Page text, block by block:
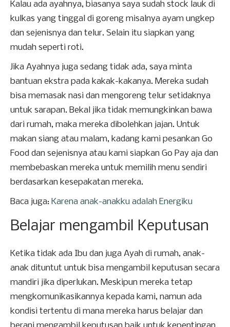
Kalau ada ayahnya, biasanya saya sudah stock lauk di
kulkas yang tinggal di goreng misalnya ayam ungkep
dan sejenisnya dan telur. Selain itu siapkan yang
mudah seperti roti.
Jika Ayahnya juga sedang tidak ada, saya minta
bantuan ekstra pada kakak-kakanya. Mereka sudah
bisa memasak nasi dan mengoreng telur setidaknya
untuk sarapan. Bekal jika tidak memungkinkan bawa
dari rumah, maka mereka dibolehkan jajan. Untuk
makan siang atau malam, kadang kami pesankan Go
Food dan sejenisnya atau kami siapkan Go Pay aja dan
membebaskan mereka untuk memilih menu sendiri
berdasarkan kesepakatan mereka.
Baca juga: Karena anak-anakku adalah Energiku
Belajar mengambil Keputusan
Ketika tidak ada Ibu dan juga Ayah di rumah, anak-
anak dituntut untuk bisa mengambil keputusan secara
mandiri jika diperlukan. Meskipun mereka tetap
mengkomunikasikannya kepada kami, namun ada
kondisi tertentu di mana mereka harus belajar dan